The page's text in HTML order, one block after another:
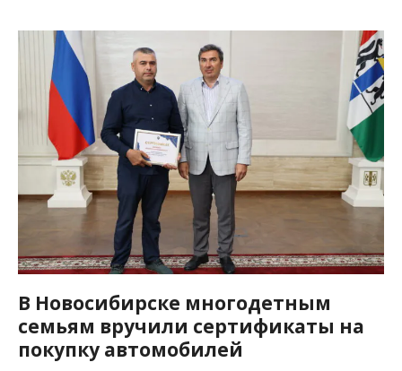
В Новосибирске многодетным
семьям вручили сертификаты на
покупку автомобилей